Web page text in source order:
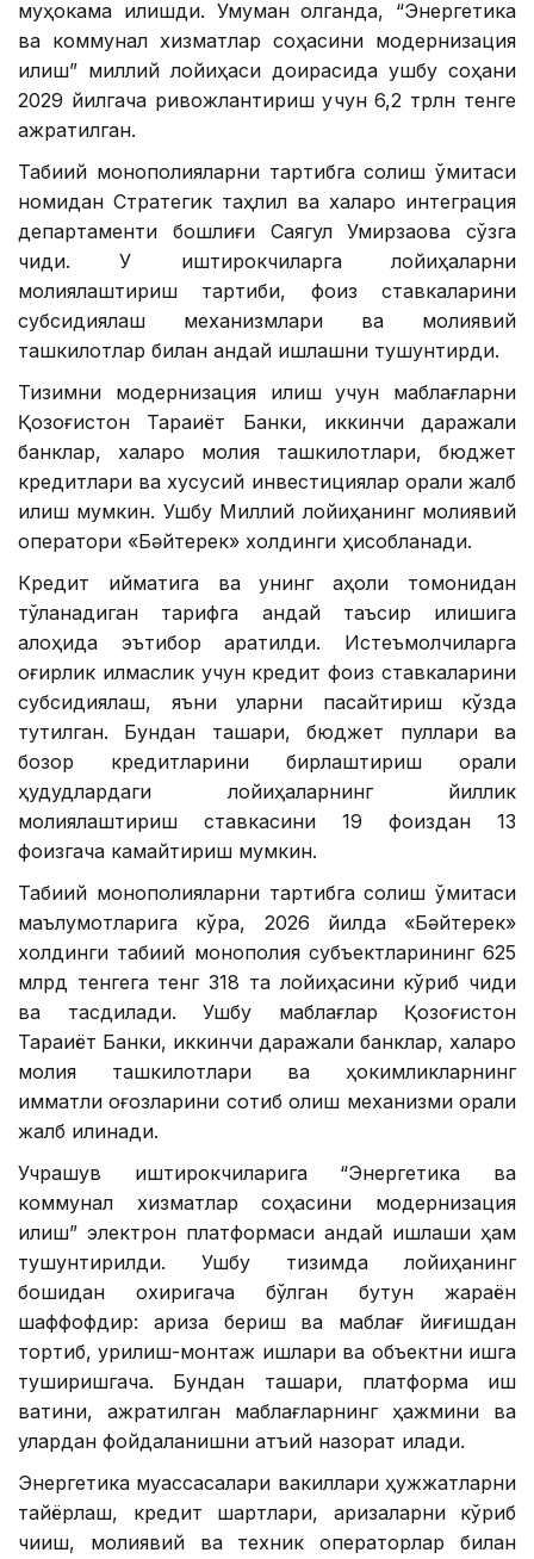
муҳокама қилишди. Умуман олганда, “Энергетика
ва коммунал хизматлар соҳасини модернизация
қилиш” миллий лойиҳаси доирасида ушбу соҳани
2029 йилгача ривожлантириш учун 6,2 трлн тенге
ажратилган.
Табиий монополияларни тартибга солиш қўмитаси
номидан Стратегик таҳлил ва халқаро интеграция
департаменти бошлиғи Саягул Умирзақова сўзга
чиқди. У иштирокчиларга лойиҳаларни
молиялаштириш тартиби, фоиз ставкаларини
субсидиялаш механизмлари ва молиявий
ташкилотлар билан қандай ишлашни тушунтирди.
Тизимни модернизация қилиш учун маблағларни
Қозоғистон Тараққиёт Банки, иккинчи даражали
банклар, халқаро молия ташкилотлари, бюджет
кредитлари ва хусусий инвестициялар орқали жалб
қилиш мумкин. Ушбу Миллий лойиҳанинг молиявий
оператори «Бәйтерек» холдинги ҳисобланади.
Кредит қийматига ва унинг аҳоли томонидан
тўланадиган тарифга қандай таъсир қилишига
алоҳида эътибор қаратилди. Истеъмолчиларга
оғирлик қилмаслик учун кредит фоиз ставкаларини
субсидиялаш, яъни уларни пасайтириш кўзда
тутилган. Бундан ташқари, бюджет пуллари ва
бозор кредитларини бирлаштириш орқали
ҳудудлардаги лойиҳаларнинг йиллик
молиялаштириш ставкасини 19 фоиздан 13
фоизгача камайтириш мумкин.
Табиий монополияларни тартибга солиш қўмитаси
маълумотларига кўра, 2026 йилда «Бәйтерек»
холдинги табиий монополия субъектларининг 625
млрд тенгега тенг 318 та лойиҳасини кўриб чиқди
ва тасдиқлади. Ушбу маблағлар Қозоғистон
Тараққиёт Банки, иккинчи даражали банклар, халқаро
молия ташкилотлари ва ҳокимликларнинг
қимматли қоғозларини сотиб олиш механизми орқали
жалб қилинади.
Учрашув иштирокчиларига “Энергетика ва
коммунал хизматлар соҳасини модернизация
қилиш” электрон платформаси қандай ишлаши ҳам
тушунтирилди. Ушбу тизимда лойиҳанинг
бошидан охиригача бўлган бутун жараён
шаффофдир: ариза бериш ва маблағ йиғишдан
тортиб, қурилиш-монтаж ишлари ва объектни ишга
туширишгача. Бундан ташқари, платформа иш
вақтини, ажратилган маблағларнинг ҳажмини ва
улардан фойдаланишни қатъий назорат қилади.
Энергетика муассасалари вакиллари ҳужжатларни
тайёрлаш, кредит шартлари, аризаларни кўриб
чиқиш, молиявий ва техник операторлар билан